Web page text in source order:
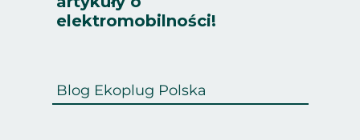
elektromobilności!
Blog Ekoplug Polska